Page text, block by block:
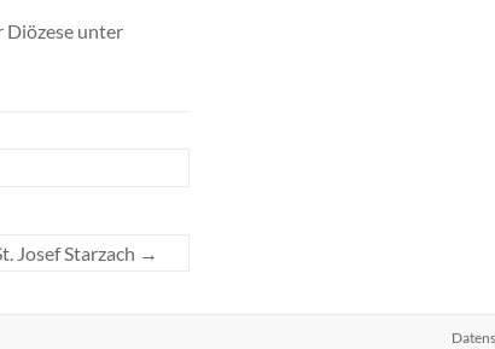
Diözese unter
Josef Starzach →